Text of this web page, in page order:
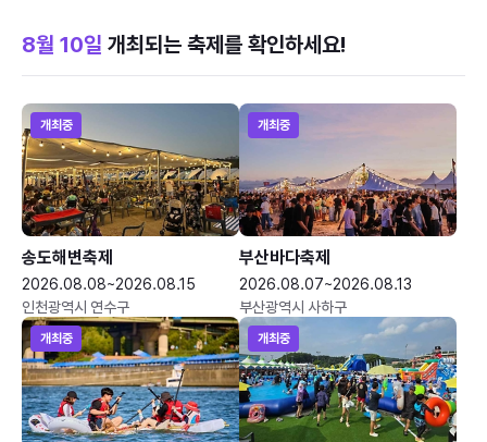
8월 10일 개최되는 축제를 확인하세요!
개최중
송도해변축제
2026.08.08~2026.08.15
인천광역시 연수구
개최중
부산바다축제
2026.08.07~2026.08.13
부산광역시 사하구
개최중 개최중